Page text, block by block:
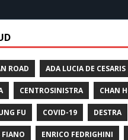
ROAD ADA LUCIA DE CESARIS
CENTROSINISTRA CHAN
FU COVID-19 DESTRA
FIANO ENRICO FEDRIGHINI